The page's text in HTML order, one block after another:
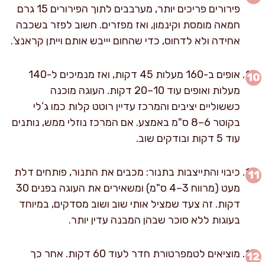
פירורים פריכים יותר, מערבבים לתוך הפירורים 15 גרם
חמאה מומסת וקינמון, ואז מפזרים. חשוב לפזר בשכבה
אחידה ולא לדחוס, כדי שהחום יייבש אותם וייתן קראנצ’.
אופים ב-160 מעלות 45 דקות, ואז מנמיכים ל-140
מעלות ואופים עוד 10–20 דקות. העוגה מוכנה
כששוליים יציבים והמרכז עדיין רוטט קלות כמו ג’לי
בקוטר 6–8 ס"מ באמצע. אם המרכז נוזלי ממש, נותנים
עוד 5 דקות ובודקים שוב.
כיבוי והתייצבות בתנור: מכבים את התנור, פותחים דלת
מעט (מרווח 3–4 ס"מ) ומשאירים את העוגה בפנים 30
דקות. זה צעד שמציל אותי שוב ושוב מסדקים, במיוחד
בעוגות ללא סוכר שבהן המבנה עדין יותר.
מוציאים לטמפרטורת חדר לעוד 60 דקות. אחר כך